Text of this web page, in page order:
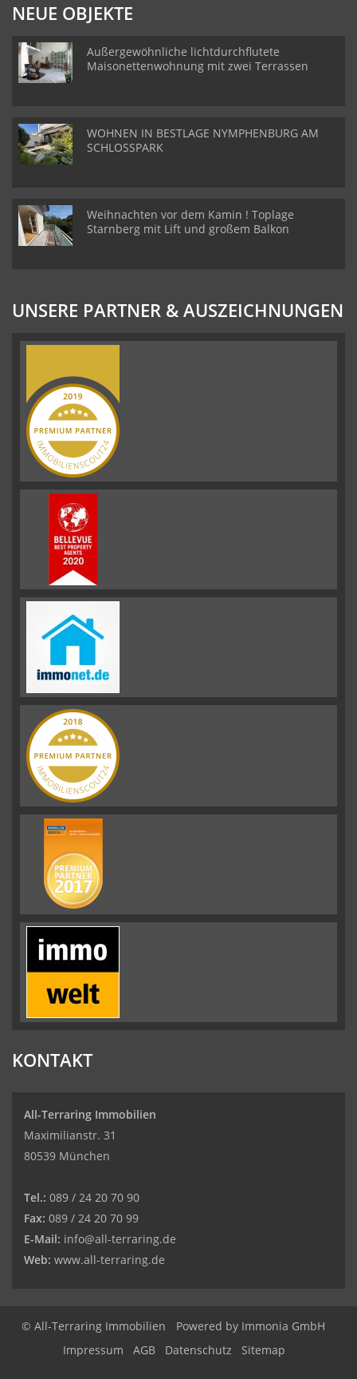
NEUE OBJEKTE
Außergewöhnliche lichtdurchflutete
Maisonettenwohnung mit zwei Terrassen
WOHNEN IN BESTLAGE NYMPHENBURG AM
SCHLOSSPARK
Weihnachten vor dem Kamin ! Toplage
Starnberg mit Lift und großem Balkon
UNSERE PARTNER & AUSZEICHNUNGEN
KONTAKT
All-Terraring Immobilien
Maximilianstr. 31
80539 München
Tel.: 089 / 24 20 70 90
Fax: 089 / 24 20 70 99
E-Mail: info@all-terraring.de
Web: www.all-terraring.de
© All-Terraring Immobilien Powered by Immonia GmbH
Impressum
AGB Datenschutz Sitemap